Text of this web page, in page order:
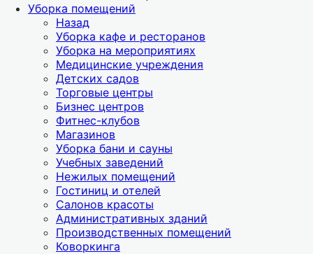
Уборка помещений
Назад
Уборка кафе и ресторанов
Уборка на мероприятиях
Медицинские учреждения
Детских садов
Торговые центры
Бизнес центров
Фитнес-клубов
Магазинов
Уборка бани и сауны
Учебных заведений
Нежилых помещений
Гостиниц и отелей
Салонов красоты
Административных зданий
Производственных помещений
Коворкинга